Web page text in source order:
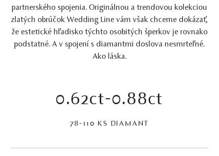
partnerského spojenia. Originálnou a trendovou kolekciou
zlatých obrúčok Wedding Line vám však chceme dokázať,
že estetické hľadisko týchto osobitých šperkov je rovnako
podstatné. A v spojení s diamantmi doslova nesmrteľné.
Ako láska.
0.62ct-0.88ct
78-110 KS DIAMANT